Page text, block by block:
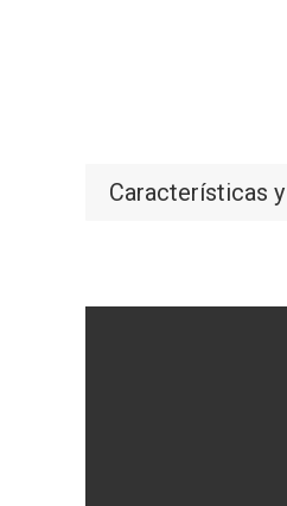
Características